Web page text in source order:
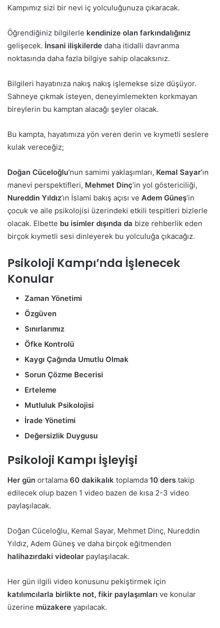
Kampımız sizi bir nevi iç yolculuğunuza çıkaracak.
Öğrendiğiniz bilgilerle kendinize olan farkındalığınız
gelişecek. İnsani ilişkilerde daha itidalli davranma
noktasında daha fazla bilgiye sahip olacaksınız.
Bilgileri hayatınıza nakış nakış işlemekse size düşüyor.
Sahneye çıkmak isteyen, deneyimlemekten korkmayan
bireylerin bu kamptan alacağı şeyler olacak.
Bu kampta, hayatımıza yön veren derin ve kıymetli seslere
kulak vereceğiz;
Doğan Cüceloğlu’nun samimi yaklaşımları, Kemal Sayar’ın
manevi perspektifleri, Mehmet Dinç’in yol göstericiliği,
Nureddin Yıldız’ın İslami bakış açısı ve Adem Güneş’in
çocuk ve aile psikolojisi üzerindeki etkili tespitleri bizlerle
olacak. Elbette bu isimler dışında da bize rehberlik eden
birçok kıymetli sesi dinleyerek bu yolculuğa çıkacağız.
Psikoloji Kampı’nda İşlenecek
Konular
Zaman Yönetimi
Özgüven
Sınırlarımız
Öfke Kontrolü
Kaygı Çağında Umutlu Olmak
Sorun Çözme Becerisi
Erteleme
Mutluluk Psikolojisi
İrade Yönetimi
Değersizlik Duygusu
Psikoloji Kampı İşleyişi
Her gün ortalama 60 dakikalık toplamda 10 ders takip
edilecek olup bazen 1 video bazen de kısa 2-3 video
paylaşılacak.
Doğan Cüceloğlu, Kemal Sayar, Mehmet Dinç, Nureddin
Yıldız, Adem Güneş ve daha birçok eğitmenden
halihazırdaki videolar paylaşılacak.
Her gün ilgili video konusunu pekiştirmek için
katılımcılarla birlikte not, fikir paylaşımları ve konular
üzerine müzakere yapılacak.